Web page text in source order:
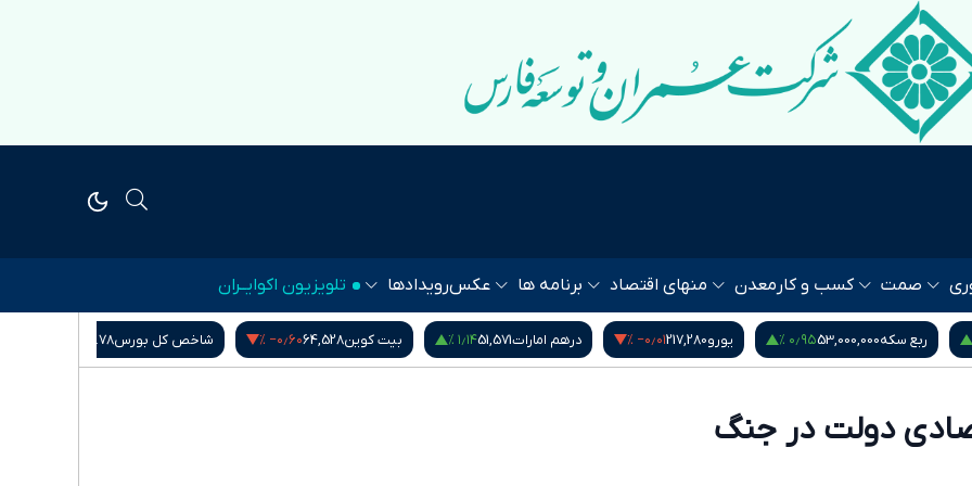
صمت کسب و کار معدن منهای اقتصاد برنامه ها عکسرویدادها تلویزیون اکوایــران
ربع سکه53,000,000۰٫۹۵ % یورو217,280‎−۰٫۰۱ % درهم امارات51,571۱٫۱۴ % بیت کوین64,528‎−۰٫۶۰ % شاخص کل بورس5,407,901.78
دولت در جنگ